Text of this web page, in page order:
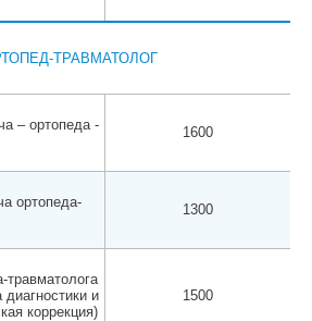
ТРАВМАТОЛОГ
– ортопеда -
1600
ортопеда-
1300
травматолога
и
коррекция)
1500